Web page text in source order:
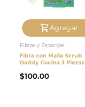
Agregar
Fibras y Esponjas
Fibra con Malla Scrub
Daddy Cocina 3 Piezas
$100.00
Contacto